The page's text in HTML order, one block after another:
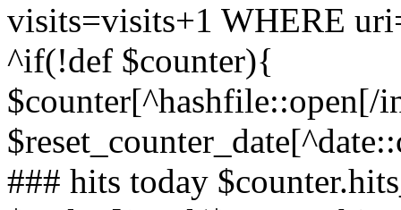
visits=visits+1 WHERE
^if(!def $counter){
$counter[^hashfile::open[/
### hits today